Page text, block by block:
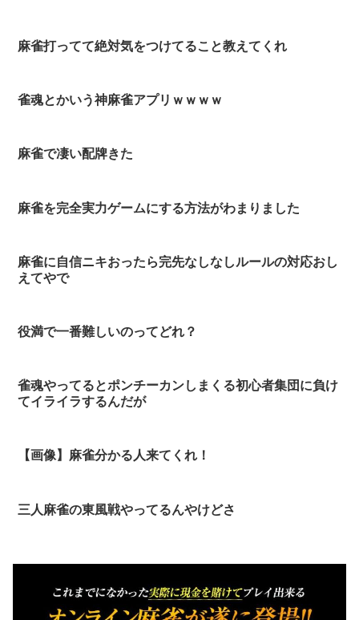
麻雀打ってて絶対気をつけてること教えてくれ
雀魂とかいう神麻雀アプリｗｗｗｗ
麻雀で凄い配牌きた
麻雀を完全実力ゲームにする方法がわまりました
麻雀に自信ニキおったら完先なしなしルールの対応おし
えてやで
役満で一番難しいのってどれ？
雀魂やってるとポンチーカンしまくる初心者集団に負け
てイライラするんだが
【画像】麻雀分かる人来てくれ！
三人麻雀の東風戦やってるんやけどさ